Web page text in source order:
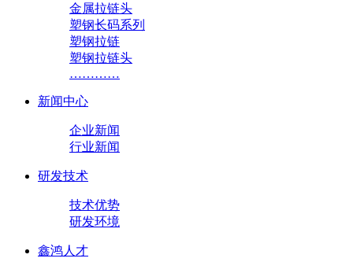
金属拉链头
塑钢长码系列
塑钢拉链
塑钢拉链头
…………
新闻中心
企业新闻
行业新闻
研发技术
技术优势
研发环境
鑫鸿人才